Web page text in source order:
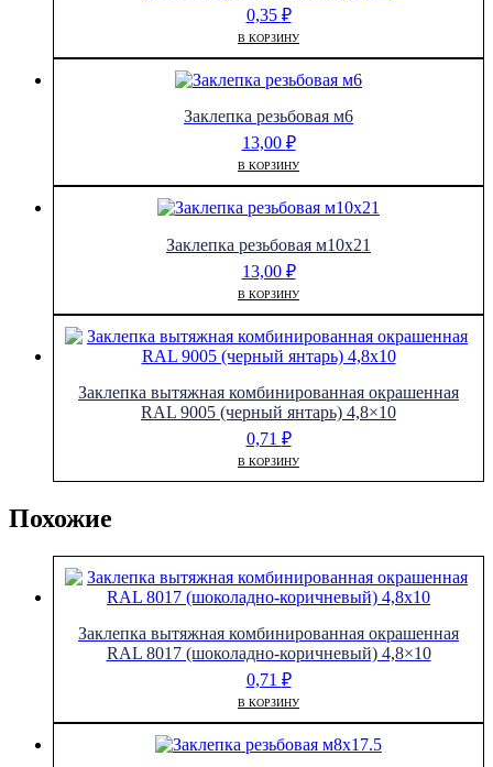
0,35 ₽
В КОРЗИНУ
Заклепка резьбовая м6
13,00 ₽
В КОРЗИНУ
Заклепка резьбовая м10х21
13,00 ₽
В КОРЗИНУ
Заклепка вытяжная комбинированная окрашенная
RAL 9005 (черный янтарь) 4,8×10
0,71 ₽
В КОРЗИНУ
Похожие
Заклепка вытяжная комбинированная окрашенная
RAL 8017 (шоколадно-коричневый) 4,8×10
0,71 ₽
В КОРЗИНУ